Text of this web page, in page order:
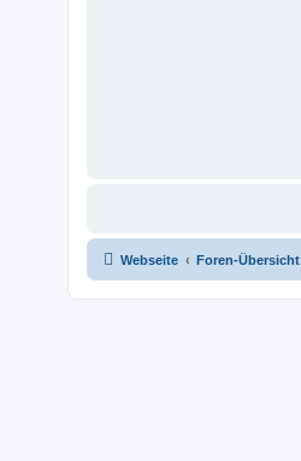
Webseite Foren-Übersicht